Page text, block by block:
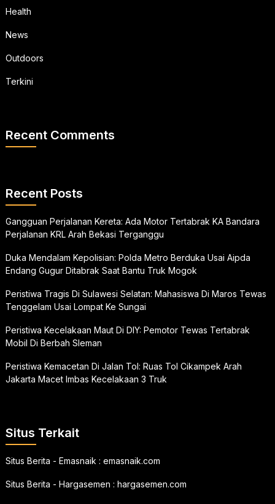
Health
News
Outdoors
Terkini
Recent Comments
Recent Posts
Gangguan Perjalanan Kereta: Ada Motor Tertabrak KA Bandara
Perjalanan KRL Arah Bekasi Terganggu
Duka Mendalam Kepolisian: Polda Metro Berduka Usai Aipda
Endang Gugur Ditabrak Saat Bantu Truk Mogok
Peristiwa Tragis Di Sulawesi Selatan: Mahasiswa Di Maros Tewas
Tenggelam Usai Lompat Ke Sungai
Peristiwa Kecelakaan Maut Di DIY: Pemotor Tewas Tertabrak
Mobil Di Berbah Sleman
Peristiwa Kemacetan Di Jalan Tol: Ruas Tol Cikampek Arah
Jakarta Macet Imbas Kecelakaan 3 Truk
Situs Terkait
Situs Berita - Emasnaik : emasnaik.com
Situs Berita - Hargasemen : hargasemen.com